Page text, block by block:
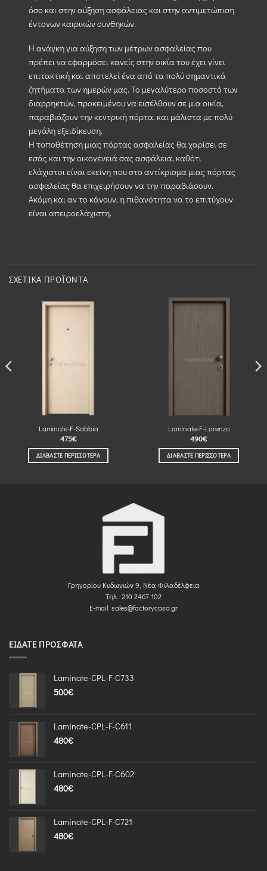
όσο και στην αύξηση ασφάλειας και στην αντιμετώπιση
έντονων καιρικών συνθηκών.
Η ανάγκη για αύξηση των μέτρων ασφαλείας που
πρέπει να εφαρμόσει κανείς στην οικία του έχει γίνει
επιτακτική και αποτελεί ένα από τα πολύ σημαντικά
ζητήματα των ημερών μας. Το μεγαλύτερο ποσοστό των
διαρρηκτών, προκειμένου να εισέλθουν σε μια οικία,
παραβιάζουν την κεντρική πόρτα, και μάλιστα με πολύ
μεγάλη εξειδίκευση.
Η τοποθέτηση μιας πόρτας ασφαλείας θα χαρίσει σε
εσάς και την οικογένειά σας ασφάλεια, καθότι
ελάχιστοι είναι εκείνη που στο αντίκρισμα μιας πόρτας
ασφαλείας θα επιχειρήσουν να την παραβιάσουν.
Ακόμη και αν το κάνουν, η πιθανότητα να το επιτύχουν
είναι απειροελάχιστη.
ΣΧΕΤΙΚΆ ΠΡΟΪΌΝΤΑ
Laminate-F-Sabbia
475€
ΔΙΑΒΆΣΤΕ ΠΕΡΙΣΣΌΤΕΡΑ
Laminate-F-Lorenzo
490€
ΔΙΑΒΆΣΤΕ ΠΕΡΙΣΣΌΤΕΡΑ
Γρηγορίου Κυδωνιών 9, Νέα Φιλαδέλφεια
Τηλ.: 210 2467 102
E-mail: sales@factorycasa.gr
ΕΊΔΑΤΕ ΠΡΌΣΦΑΤΑ
Laminate-CPL-F-C733
500€
Laminate-CPL-F-C611
480€
Laminate-CPL-F-C602
480€
Laminate-CPL-F-C721
480€